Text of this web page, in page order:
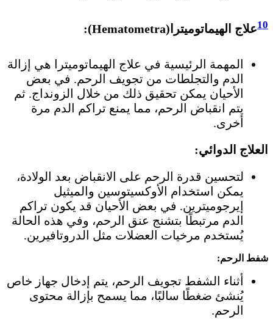
10علاج الهيماتوميترا(Hematometra):
المهمة الرئيسية في علاج الهيماتوميترا هي إزالة
الدم والتجلطات من تجويف الرحم. في بعض
الأحيان يمكن تحقيق ذلك من خلال الزونداج. ثم
يتم انقباض الرحم، مما يمنع تراكم الدم مرة
أخرى.
العلاج الدوائي:
لتحسين قدرة الرحم على الانقباض بعد الولادة،
يمكن استخدام الأوكسيتوسين والميثيل
إيرجوميترين. في بعض الأحيان قد يكون تراكم
الدم مرتبطًا بتشنج عنق الرحم، وفي هذه الحالة
يُستخدم مرخيات العضلات مثل الدروتافيرين.
شفط الرحم:
أثناء الشفط تجويف الرحم، يتم إدخال جهاز خاص
يُنشئ ضغطًا سالبًا، مما يسمح بإزالة محتوى
الرحم.